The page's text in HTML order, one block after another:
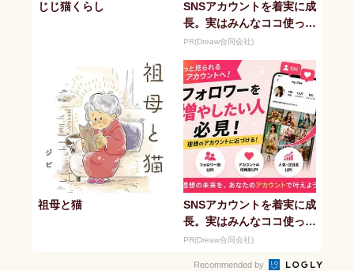
じじ猫くらし
SNSアカウントを着実に成
長。実はみんなココ使って
ます。
PR(Dreaw合同会社)
祖母と猫
SNSアカウントを着実に成
長。実はみんなココ使って
ます。
PR(Dreaw合同会社)
Recommended by